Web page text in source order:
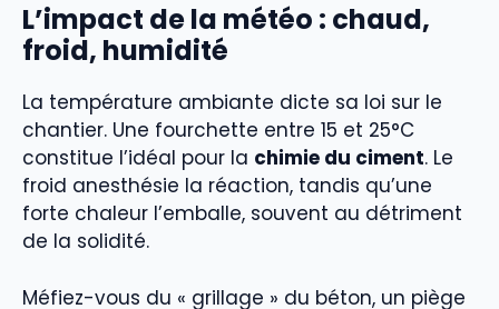
L’impact de la météo : chaud,
froid, humidité
La température ambiante dicte sa loi sur le
chantier. Une fourchette entre 15 et 25°C
constitue l’idéal pour la chimie du ciment. Le
froid anesthésie la réaction, tandis qu’une
forte chaleur l’emballe, souvent au détriment
de la solidité.
Méfiez-vous du « grillage » du béton, un piège